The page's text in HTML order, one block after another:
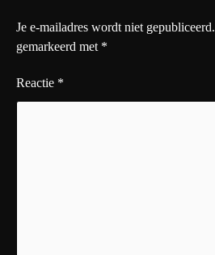
Je e-mailadres wordt niet gepubliceerd.
gemarkeerd met *
Reactie *